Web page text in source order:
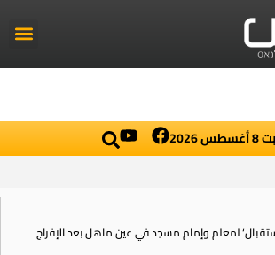
لمعلم وإمام مسجد في عين ماهل بعد الإفراج